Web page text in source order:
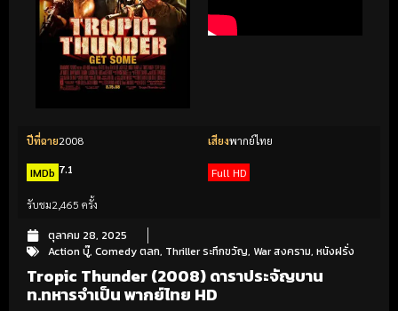
ปีที่ฉาย2008 เสียงพากย์ไทย
IMDb 7.1 Full HD
รับชม2,465 ครั้ง
ตุลาคม 28, 2025
Action บู๊, Comedy ตลก, Thriller ระทึกขวัญ, War สงคราม, หนังฝรั่ง
Tropic Thunder (2008) ดาราประจัญบาน
ท.ทหารจำเป็น พากย์ไทย HD